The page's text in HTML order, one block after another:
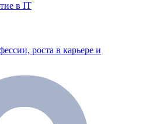
в IT
роста в карьере и